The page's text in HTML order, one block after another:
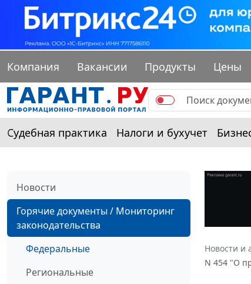
Компания Вакансии Продукты Цены
Судебная практика Налоги и бухучет
Новости
Горячие документы / Мониторинг
законодательства
Федеральные
Региональные
Новости и
N 454 "О